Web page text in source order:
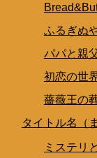
ふるぎぬ
パパと親
初恋の世
薔薇王の
タイトル名（
ミステリ